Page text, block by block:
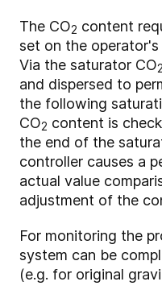
The CO2 content
set on the
Via the saturator CO2
and dispersed to
the following
CO2 content is
the end of the
controller causes a
actual value
adjustment of the
For monitoring the
system can be
(e.g. for original